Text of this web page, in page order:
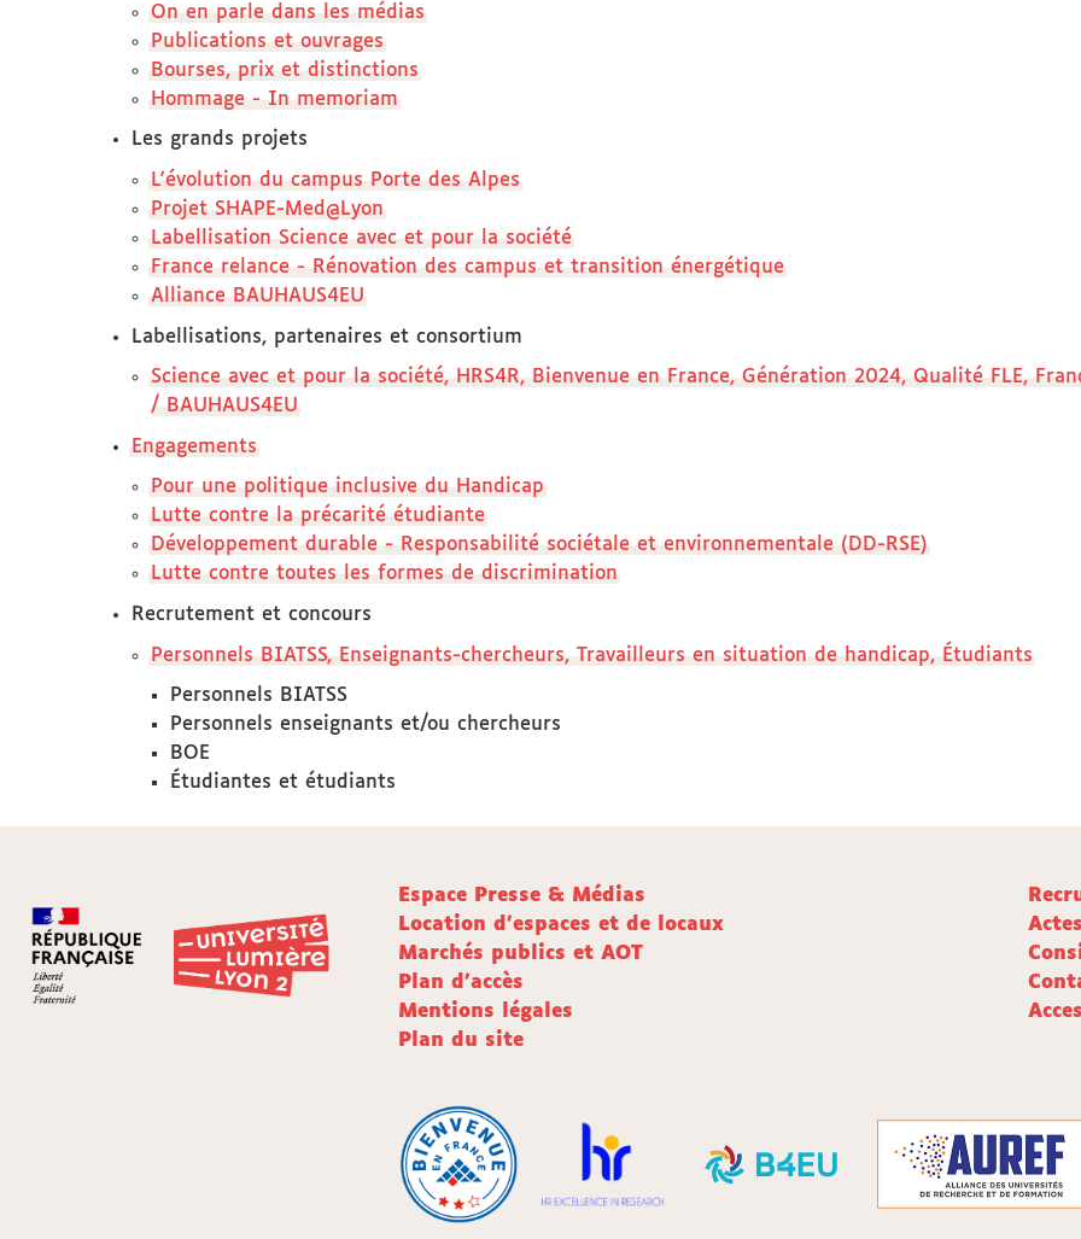
On en parle dans les médias
Publications et ouvrages
Bourses, prix et distinctions
Hommage - In memoriam
Les grands projets
L'évolution du campus Porte des Alpes
Projet SHAPE-Med@Lyon
Labellisation Science avec et pour la société
France relance - Rénovation des campus et transition énergétique
Alliance BAUHAUS4EU
Labellisations, partenaires et consortium
Science avec et pour la société, HRS4R, Bienvenue en France, Génération 2024, Qualité FLE,
/ BAUHAUS4EU
Engagements
Pour une politique inclusive du Handicap
Lutte contre la précarité étudiante
Développement durable - Responsabilité sociétale et environnementale (DD-RSE)
Lutte contre toutes les formes de discrimination
Recrutement et concours
Personnels BIATSS, Enseignants-chercheurs, Travailleurs en situation de handicap, Étudiants
Personnels BIATSS
Personnels enseignants et/ou chercheurs
BOE
Étudiantes et étudiants
Espace Presse & Médias
Location d'espaces et de locaux
Marchés publics et AOT
Plan d'accès
Mentions légales
Plan du site